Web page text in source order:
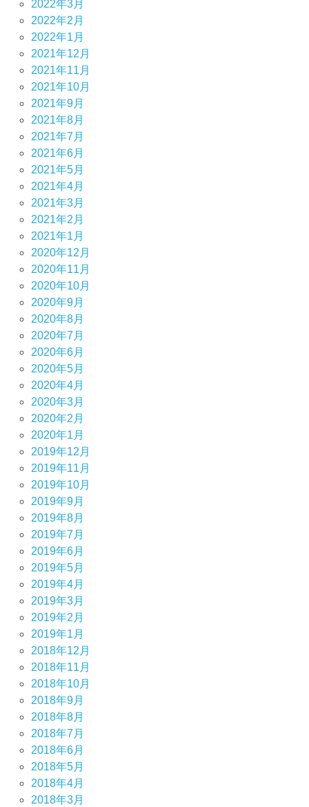
2022年3月
2022年2月
2022年1月
2021年12月
2021年11月
2021年10月
2021年9月
2021年8月
2021年7月
2021年6月
2021年5月
2021年4月
2021年3月
2021年2月
2021年1月
2020年12月
2020年11月
2020年10月
2020年9月
2020年8月
2020年7月
2020年6月
2020年5月
2020年4月
2020年3月
2020年2月
2020年1月
2019年12月
2019年11月
2019年10月
2019年9月
2019年8月
2019年7月
2019年6月
2019年5月
2019年4月
2019年3月
2019年2月
2019年1月
2018年12月
2018年11月
2018年10月
2018年9月
2018年8月
2018年7月
2018年6月
2018年5月
2018年4月
2018年3月